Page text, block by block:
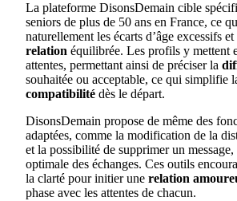
La plateforme DisonsDemain cible
seniors de plus de 50 ans en France, ce
naturellement les écarts d’âge excessifs
relation équilibrée. Les profils y mettent
attentes, permettant ainsi de préciser la
souhaitée ou acceptable, ce qui simplifie
compatibilité dès le départ.
DisonsDemain propose de même des
adaptées, comme la modification de la
et la possibilité de supprimer un
optimale des échanges. Ces outils
la clarté pour initier une relation
phase avec les attentes de chacun.